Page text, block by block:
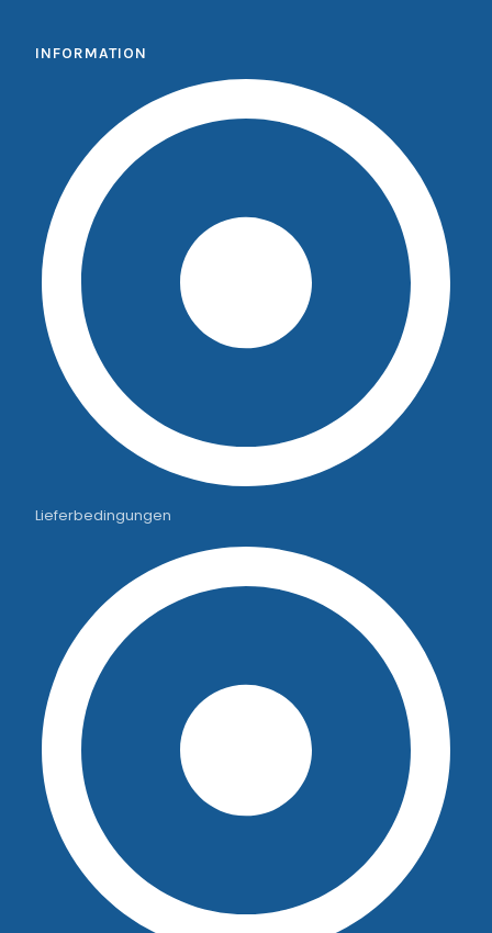
INFORMATION
Lieferbedingungen